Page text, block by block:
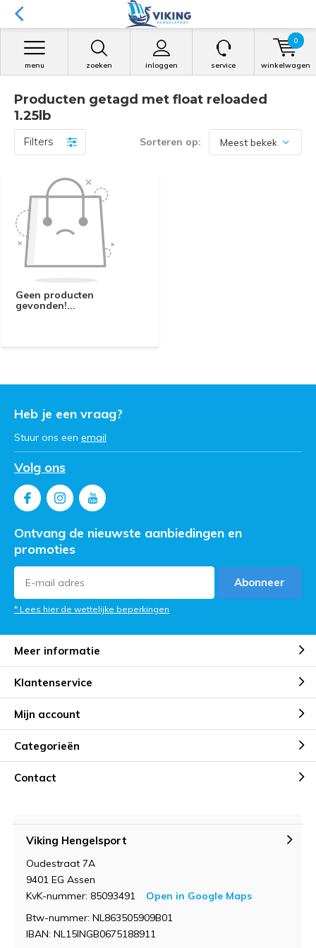
zoeken inloggen
menu service winkelwagen
0
Producten getagd met float reloaded
1.25lb
Filters Sorteren op:
Geen producten
gevonden!...
Heb je een vraag?
Stuur ons een email
Volg ons
Ontvang de nieuwste aanbiedingen en
promoties
Abonneer
* Lees hier de wettelijke beperkingen
Meer informatie
Klantenservice
Mijn account
Categorieën
Contact
Viking Hengelsport
Oudestraat 7A
9401 EG Assen
KvK-nummer: 85093491
Open in Google Maps
Btw-nummer: NL863505909B01
IBAN: NL15INGB0675188911